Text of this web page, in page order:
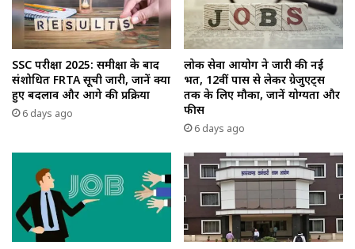
SSC परीक्षा 2025: समीक्षा के बाद
संशोधित FRTA सूची जारी, जानें क्या
हुए बदलाव और आगे की प्रक्रिया
6 days ago
लोक सेवा आयोग ने जारी की नई
भर्ती, 12वीं पास से लेकर ग्रेजुएट्स
तक के लिए मौका, जानें योग्यता और
फीस
6 days ago